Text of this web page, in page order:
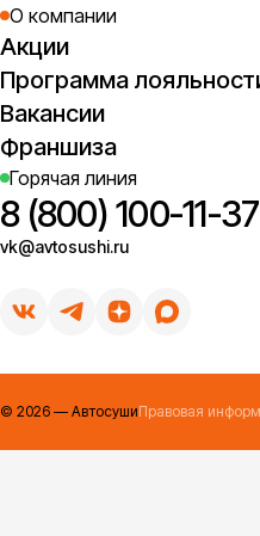
О компании
Акции
Программа
Вакансии
Франшиза
Горячая линия
8 (800) 100-11-37
vk@avtosushi.ru
© 2026 — АвтосушиПравовая